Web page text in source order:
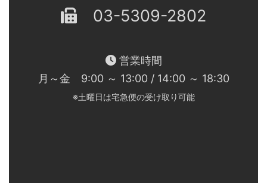
03-5309-2802
営業時間
月～金 9:00 ～ 13:00 / 14:00 ～ 18:30
※土曜日は宅急便の受け取り可能